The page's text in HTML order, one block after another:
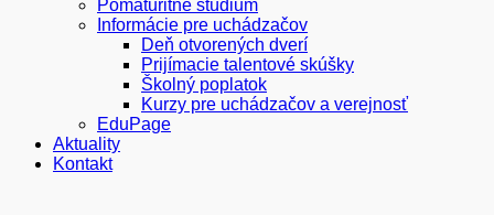
Pomaturitné štúdium
Informácie pre uchádzačov
Deň otvorených dverí
Prijímacie talentové skúšky
Školný poplatok
Kurzy pre uchádzačov a verejnosť
EduPage
Aktuality
Kontakt